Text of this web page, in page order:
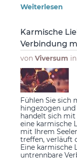
Weiterlesen
Karmische
Verbindung
von Viversum in
Fühlen Sie sich
hingezogen
handelt sich
eine karmische
mit Ihrem
treffen, verläuft
Eine karmische
untrennbare